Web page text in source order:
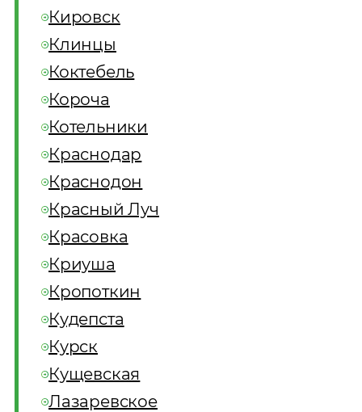
Кировск
Клинцы
Коктебель
Короча
Котельники
Краснодар
Краснодон
Красный Луч
Красовка
Криуша
Кропоткин
Кудепста
Курск
Кущевская
Лазаревское